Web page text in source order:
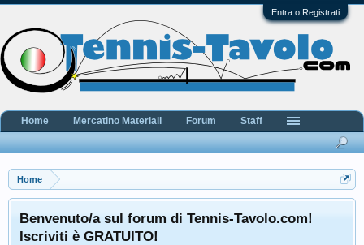
Entra o Registrati
Home
Benvenuto/a sul forum di Tennis-Tavolo.com!
Iscriviti è GRATUITO!
Home Mercatino Materiali Forum Staff